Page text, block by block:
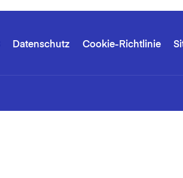
Datenschutz Cookie-Richtlinie